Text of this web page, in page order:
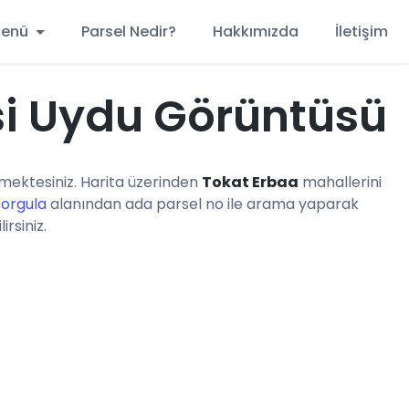
Parsel Nedir? Hakkımızda İletişim
Uydu Görüntüsü
Harita üzerinden Tokat Erbaa mahallerini
alanından ada parsel no ile arama yaparak